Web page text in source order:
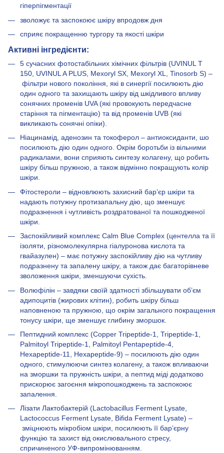
гіперпігментації
зволожує та заспокоює шкіру впродовж дня
сприяє покращенню тургору та якості шкіри
Активні інгредієнти:
5 сучасних фотостабільних хімічних фільтрів (UVINUL T
150, UVINUL A PLUS, Mexoryl SX, Mexoryl XL, Tinosorb S) –
фільтри нового покоління, які в синергії посилюють дію
один одного та захищають шкіру від шкідливого впливу
сонячних променів UVA (які провокують передчасне
старіння та пігментацію) та від променів UVB (які
викликають сонячні опіки).
Ніацинамід, аденозин та токоферол – антиоксиданти, шо
посилюють дію один одного. Окрім боротьби із вільними
радикалами, вони сприяють синтезу колагену, що робить
шкіру більш пружною, а також відмінно покращують колір
шкіри.
Фітостероли – відновлюють захисний бар’єр шкіри та
надають потужну протизапальну дію, що зменшує
подразнення і чутливість роздратованої та пошкодженої
шкіри.
Заспокійливий комплекс Calm Blue Complex (центелла та її
ізоляти, різномолекулярна гіалуронова кислота та
гвайазулен) – має потужну заспокійливу дію на чутливу
подразнену та запалену шкіру, а також дає багаторівневе
зволоження шкіри, зменшуючи сухість.
Волюфілін – завдяки своїй здатності збільшувати об’єм
адипоцитів (жирових клітин), робить шкіру більш
наповненою та пружною, що окрім загального покращення
тонусу шкіри, ще зменшує глибину зморшок.
Пептидний комплекс (Copper Tripeptide-1, Tripeptide-1,
Palmitoyl Tripeptide-1, Palmitoyl Pentapeptide-4,
Hexapeptide-11, Hexapeptide-9) – посилюють дію один
одного, стимулюючи синтез колагену, а також впливаючи
на зморшки та пружність шкіри, а пептид міді додатково
прискорює загоєння мікропошкоджень та заспокоює
запалення.
Лізати Лактобактерій (Lactobacillus Ferment Lysate,
Lactococcus Ferment Lysate, Bifida Ferment Lysate) –
зміцнюють мікробіом шкіри, посилюють її бар’єрну
функцію та захист від окислювального стресу,
спричиненого УФ-випромінюванням.